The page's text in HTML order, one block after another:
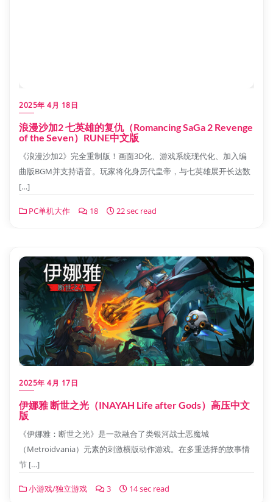
2025年 4月 18日
浪漫沙加2 七英雄的复仇（Romancing SaGa 2 Revenge
of the Seven）RUNE中文版
《浪漫沙加2》完全重制版！画面3D化、游戏系统现代化、加入编
曲版BGM并支持语音。玩家将化身历代皇帝，与七英雄展开长达数
[…]
PC单机大作 18 22 sec read
2025年 4月 17日
伊娜雅 断世之光（INAYAH Life after Gods）高压中文
版
《伊娜雅：断世之光》是一款融合了类银河战士恶魔城
（Metroidvania）元素的刺激横版动作游戏。在多重选择的故事情
节 […]
小游戏/独立游戏 3 14 sec read